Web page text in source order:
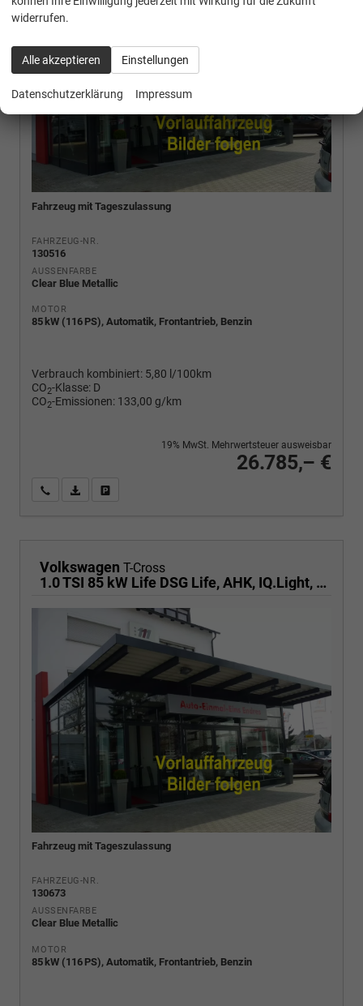
Fahrzeug mit Tageszulassung
FAHRZEUG-NR.
130516
AUSSENFARBE
Clear Blue Metallic
MOTOR
85 kW (116 PS), Automatik, Frontantrieb, Benzin
Verbrauch kombiniert: 5,80 l/100km
CO2-Klasse: D
CO2-Emissionen: 133,00 g/km
26.785,– €
19% MwSt. Mehrwertsteuer ausweisbar
Wir rufen Sie anPDF-Fahrzeugexposé drucken
Volkswagen T-Cross
1.0 TSI 85 kW Life DSG Life, AHK, IQ.Light, Kamera, ACC, Side, Winter, 17-Zoll
Fahrzeug mit Tageszulassung
FAHRZEUG-NR.
130673
AUSSENFARBE
Clear Blue Metallic
MOTOR
85 kW (116 PS), Automatik, Frontantrieb, Benzin
widerrufen.
Alle akzeptieren Einstellungen
Datenschutzerklärung Impressum